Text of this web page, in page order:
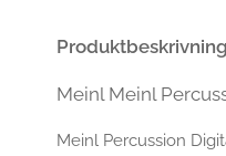
Produktbeskrivning
Meinl Meinl
Meinl Percussion